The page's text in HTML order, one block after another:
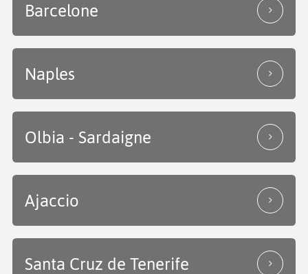
Barcelone
Naples
Olbia - Sardaigne
Ajaccio
Santa Cruz de Tenerife